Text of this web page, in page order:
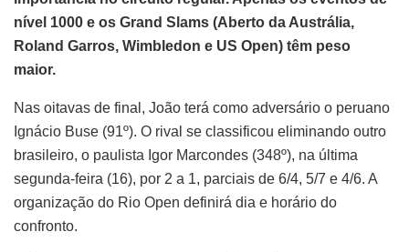
nível 1000 e os Grand Slams (Aberto da Austrália,
Roland Garros, Wimbledon e US Open) têm peso
maior.
Nas oitavas de final, João terá como adversário o peruano
Ignácio Buse (91º). O rival se classificou eliminando outro
brasileiro, o paulista Igor Marcondes (348º), na última
segunda-feira (16), por 2 a 1, parciais de 6/4, 5/7 e 4/6. A
organização do Rio Open definirá dia e horário do
confronto.